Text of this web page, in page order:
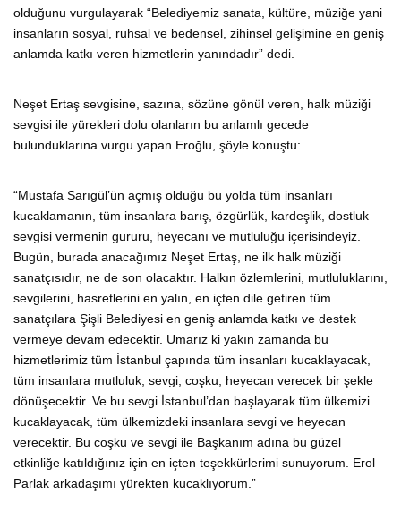
olduğunu vurgulayarak “Belediyemiz sanata, kültüre, müziğe yani
insanların sosyal, ruhsal ve bedensel, zihinsel gelişimine en geniş
anlamda katkı veren hizmetlerin yanındadır” dedi.
Neşet Ertaş sevgisine, sazına, sözüne gönül veren, halk müziği
sevgisi ile yürekleri dolu olanların bu anlamlı gecede
bulunduklarına vurgu yapan Eroğlu, şöyle konuştu:
“Mustafa Sarıgül’ün açmış olduğu bu yolda tüm insanları
kucaklamanın, tüm insanlara barış, özgürlük, kardeşlik, dostluk
sevgisi vermenin gururu, heyecanı ve mutluluğu içerisindeyiz.
Bugün, burada anacağımız Neşet Ertaş, ne ilk halk müziği
sanatçısıdır, ne de son olacaktır. Halkın özlemlerini, mutluluklarını,
sevgilerini, hasretlerini en yalın, en içten dile getiren tüm
sanatçılara Şişli Belediyesi en geniş anlamda katkı ve destek
vermeye devam edecektir. Umarız ki yakın zamanda bu
hizmetlerimiz tüm İstanbul çapında tüm insanları kucaklayacak,
tüm insanlara mutluluk, sevgi, coşku, heyecan verecek bir şekle
dönüşecektir. Ve bu sevgi İstanbul’dan başlayarak tüm ülkemizi
kucaklayacak, tüm ülkemizdeki insanlara sevgi ve heyecan
verecektir. Bu coşku ve sevgi ile Başkanım adına bu güzel
etkinliğe katıldığınız için en içten teşekkürlerimi sunuyorum. Erol
Parlak arkadaşımı yürekten kucaklıyorum.”